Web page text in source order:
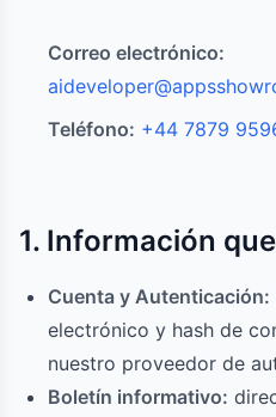
Correo electrónico:
Teléfono: +44 7879
1. Información
Cuenta y Autenticación:
electrónico y hash de
nuestro proveedor de
Boletín informativo: